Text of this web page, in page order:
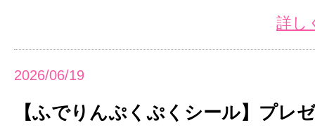
詳し
2026/06/19
【ふでりんぷくぷくシール】プレ